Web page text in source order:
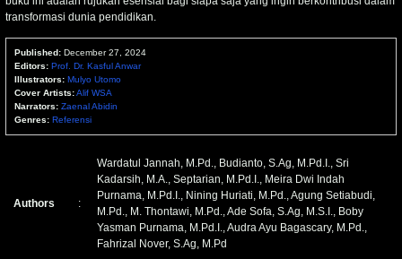
transformasi dunia pendidikan.
Published: December 27, 2024
Editors: Prof. Dr. Kasful Anwar
Illustrators: Mulyo Utomo
Cover Artists:Alif WSA
Narrators: Zaenal Abidin
Genres: Referensi
Authors :
Wardatul Jannah, M.Pd., Budianto, S.Ag, M.Pd.I., Sri
Kadarsih, M.A., Septarian, M.Pd.I., Meira Dwi Indah
Purnama, M.Pd.I., Nining Huriati, M.Pd., Agung Setiabudi,
M.Pd., M. Thontawi, M.Pd., Ade Sofa, S.Ag, M.S.I., Boby
Yasman Purnama, M.Pd.I., Audra Ayu Bagascary, M.Pd.,
Fahrizal Nover, S.Ag, M.Pd